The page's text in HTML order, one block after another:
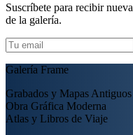
Suscríbete para recibir
de la galería.
Galería Frame
Grabados y Mapas Antiguos
Obra Gráfica Moderna
Atlas y Libros de Viaje